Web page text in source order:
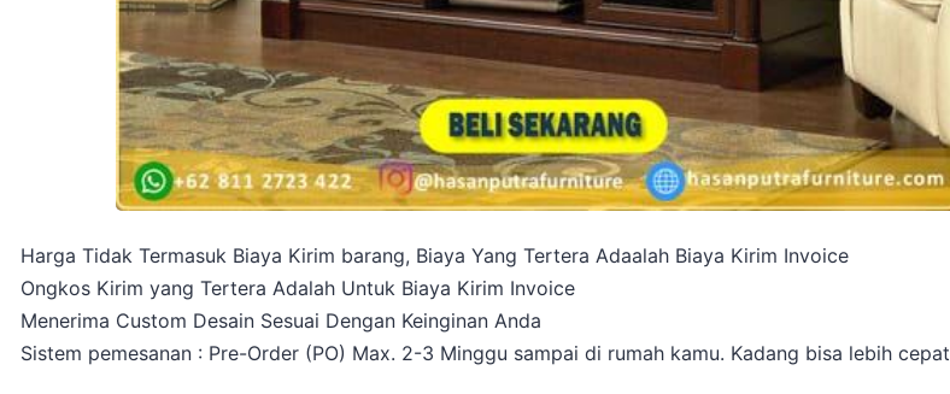
Harga Tidak Termasuk Biaya Kirim barang, Biaya Yang Tertera Adaalah Biaya Kirim Invoice
Ongkos Kirim yang Tertera Adalah Untuk Biaya Kirim Invoice
Menerima Custom Desain Sesuai Dengan Keinginan Anda
Sistem pemesanan : Pre-Order (PO) Max. 2-3 Minggu sampai di rumah kamu. Kadang bisa lebih cepat